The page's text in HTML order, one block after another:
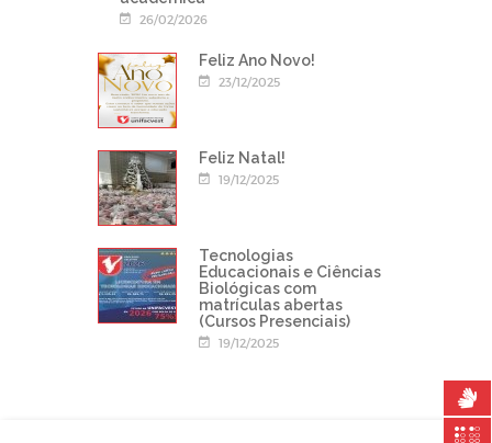
26/02/2026
Feliz Ano Novo!
23/12/2025
Feliz Natal!
19/12/2025
Tecnologias
Educacionais e Ciências
Biológicas com
matrículas abertas
(Cursos Presenciais)
19/12/2025